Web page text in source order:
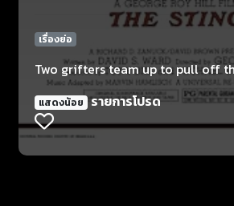
เรื่องย่อ
Two grifters team up to pull off
แสดงน้อย รายการโปรด